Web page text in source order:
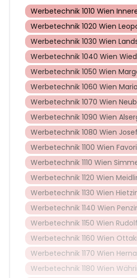
Werbetechnik 1010 Wien
Werbetechnik 1020 Wien
Werbetechnik 1030 Wien
Werbetechnik 1040 Wien
Werbetechnik 1050 Wien
Werbetechnik 1060 Wien
Werbetechnik 1070 Wien
Werbetechnik 1090 Wien
Werbetechnik 1080 Wien
Werbetechnik 1100 Wien
Werbetechnik 1110 Wien
Werbetechnik 1120 Wien
Werbetechnik 1130 Wien
Werbetechnik 1140 Wien
Werbetechnik 1150 Wien
Werbetechnik 1160 Wien
Werbetechnik 1170 Wien
Werbetechnik 1180 Wien